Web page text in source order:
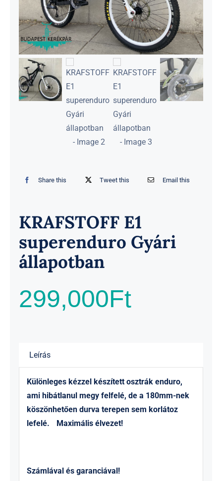
Share this Tweet this Email this
KRAFSTOFF E1
superenduro Gyári
állapotban
299,000Ft
Leírás
Különleges kézzel készített osztrák enduro,
ami hibátlanul megy felfelé, de a 180mm-nek
köszönhetően durva terepen sem korlátoz
lefelé. Maximális élvezet!
Számlával és garanciával!